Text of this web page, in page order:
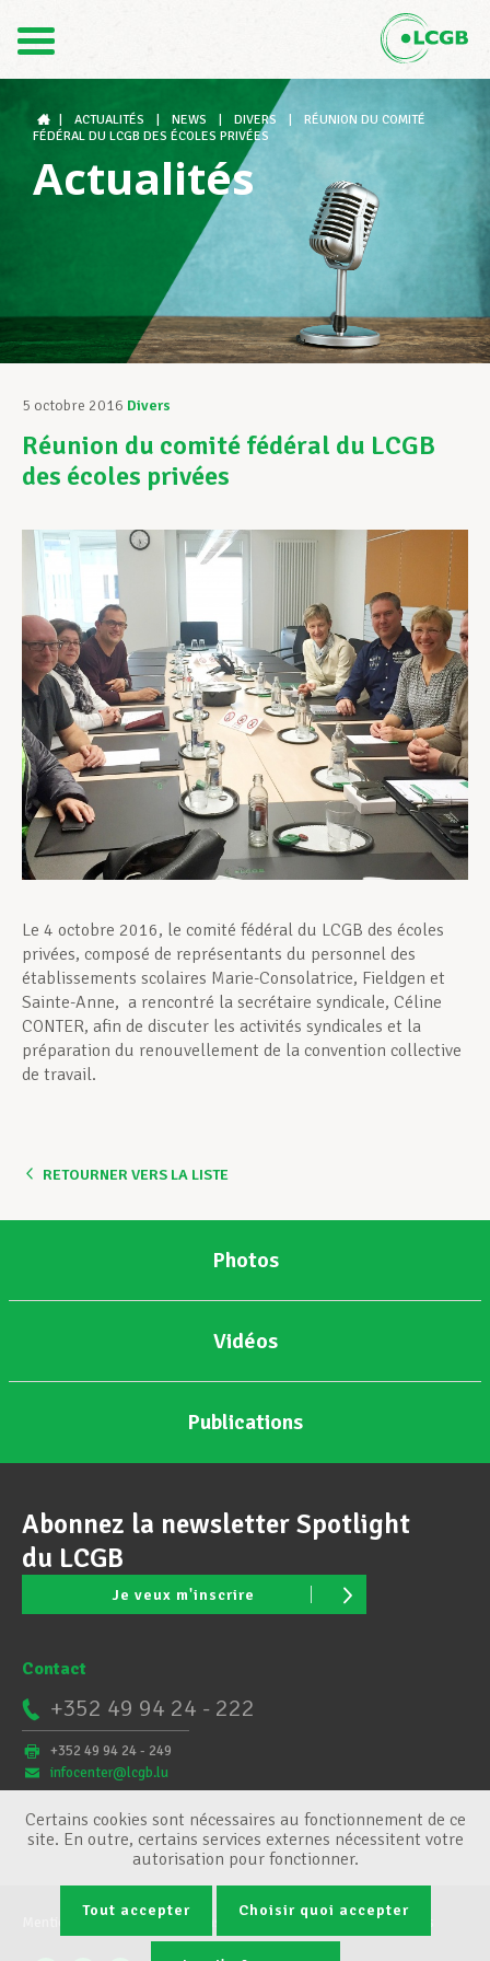
DE
Le LCGB
Structures syndicales
Assistance au Travail
Vos droits
Assistance en vie privée
Développement professionnel
Devenir Membre
Actualités
ACTUALITÉS NEWS DIVERS
RÉUNION DU COMITÉ
FÉDÉRAL DU LCGB DES ÉCOLES PRIVÉES
Actualités
5 octobre 2016 Divers
Réunion du comité fédéral du LCGB
des écoles privées
Le 4 octobre 2016, le comité fédéral du LCGB des écoles
privées, composé de représentants du personnel des
établissements scolaires Marie-Consolatrice, Fieldgen et
Sainte-Anne, a rencontré la secrétaire syndicale, Céline
CONTER, afin de discuter les activités syndicales et la
préparation du renouvellement de la convention collective
de travail.
RETOURNER VERS LA LISTE
Photos
Vidéos
Publications
Abonnez la newsletter Spotlight
du LCGB
Je veux m'inscrire
Contact
+352 49 94 24 - 222
+352 49 94 24 - 249
infocenter@lcgb.lu
Conditions générales Gestion des cookies
Certains cookies sont nécessaires au fonctionnement de ce
site. En outre, certains services externes nécessitent votre
autorisation pour fonctionner.
Tout accepter Choisir quoi accepter